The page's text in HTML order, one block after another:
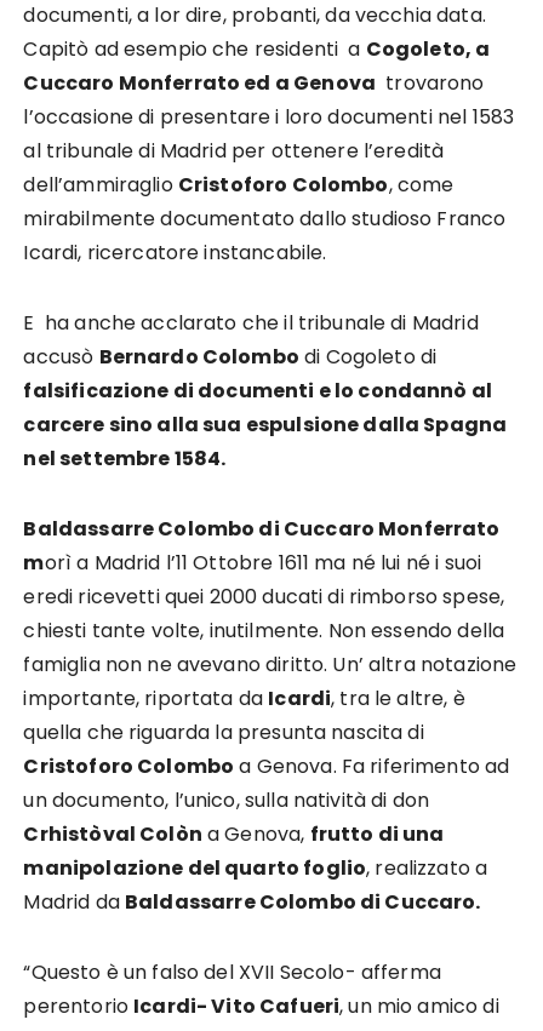
documenti, a lor dire, probanti, da vecchia data.
Capitò ad esempio che residenti a Cogoleto, a
Cuccaro Monferrato ed a Genova trovarono
l’occasione di presentare i loro documenti nel 1583
al tribunale di Madrid per ottenere l’eredità
dell’ammiraglio Cristoforo Colombo, come
mirabilmente documentato dallo studioso Franco
Icardi, ricercatore instancabile.
E ha anche acclarato che il tribunale di Madrid
accusò Bernardo Colombo di Cogoleto di
falsificazione di documenti e lo condannò al
carcere sino alla sua espulsione dalla Spagna
nel settembre 1584.
Baldassarre Colombo di Cuccaro Monferrato
morì a Madrid l’11 Ottobre 1611 ma né lui né i suoi
eredi ricevetti quei 2000 ducati di rimborso spese,
chiesti tante volte, inutilmente. Non essendo della
famiglia non ne avevano diritto. Un’ altra notazione
importante, riportata da Icardi, tra le altre, è
quella che riguarda la presunta nascita di
Cristoforo Colombo a Genova. Fa riferimento ad
un documento, l’unico, sulla natività di don
Crhistòval Colòn a Genova, frutto di una
manipolazione del quarto foglio, realizzato a
Madrid da Baldassarre Colombo di Cuccaro.
“Questo è un falso del XVII Secolo- afferma
perentorio Icardi- Vito Cafueri, un mio amico di